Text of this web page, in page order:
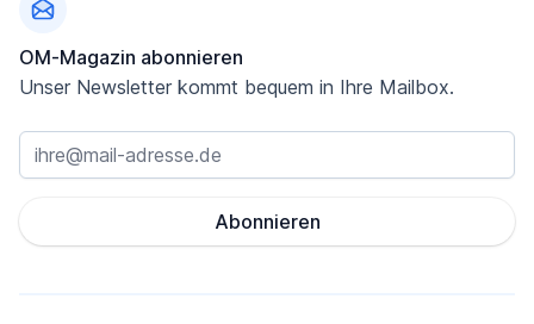
OM-Magazin abonnieren
Unser Newsletter kommt bequem in Ihre Mailbox.
Abonnieren